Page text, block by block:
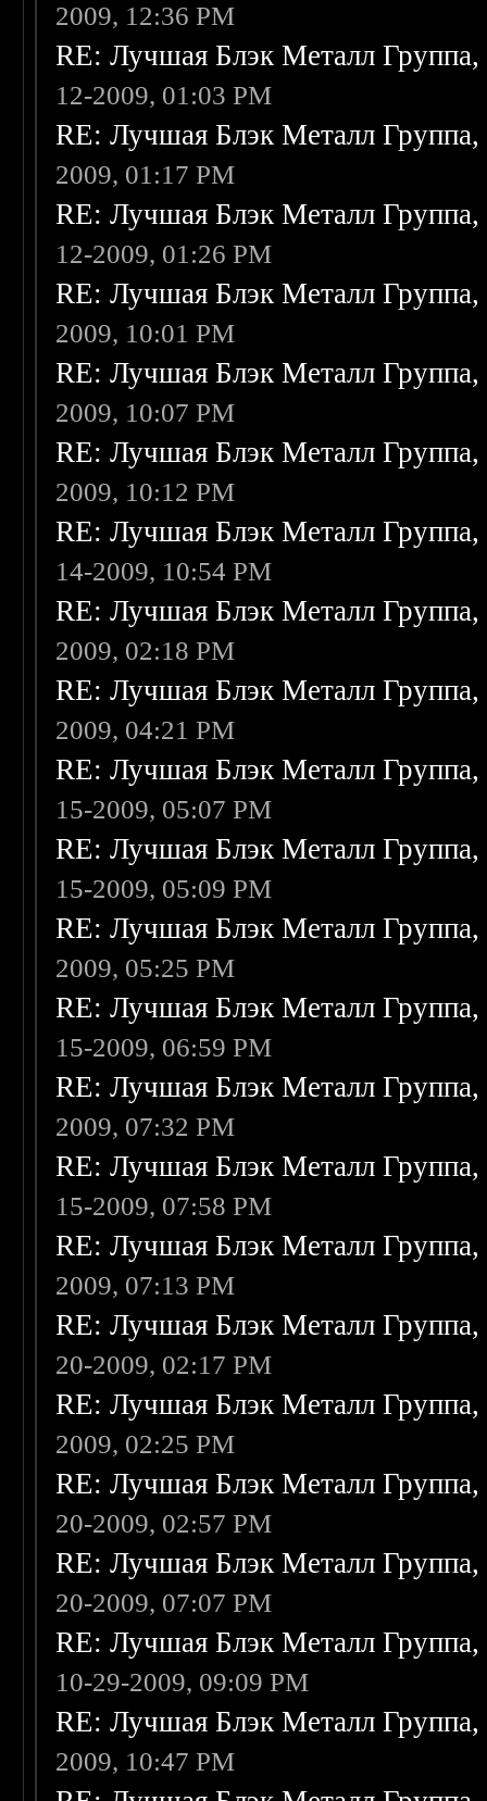
2009, 12:36 PM
RE: Лучшая Блэк Металл
12-2009, 01:03 PM
RE: Лучшая Блэк Металл
2009, 01:17 PM
RE: Лучшая Блэк Металл
12-2009, 01:26 PM
RE: Лучшая Блэк Металл
2009, 10:01 PM
RE: Лучшая Блэк Металл
2009, 10:07 PM
RE: Лучшая Блэк Металл
2009, 10:12 PM
RE: Лучшая Блэк Металл
14-2009, 10:54 PM
RE: Лучшая Блэк Металл
2009, 02:18 PM
RE: Лучшая Блэк Металл
2009, 04:21 PM
RE: Лучшая Блэк Металл
15-2009, 05:07 PM
RE: Лучшая Блэк Металл
15-2009, 05:09 PM
RE: Лучшая Блэк Металл
2009, 05:25 PM
RE: Лучшая Блэк Металл
15-2009, 06:59 PM
RE: Лучшая Блэк Металл
2009, 07:32 PM
RE: Лучшая Блэк Металл
15-2009, 07:58 PM
RE: Лучшая Блэк Металл
2009, 07:13 PM
RE: Лучшая Блэк Металл
20-2009, 02:17 PM
RE: Лучшая Блэк Металл
2009, 02:25 PM
RE: Лучшая Блэк Металл
20-2009, 02:57 PM
RE: Лучшая Блэк Металл
20-2009, 07:07 PM
RE: Лучшая Блэк Металл
10-29-2009, 09:09 PM
RE: Лучшая Блэк Металл
2009, 10:47 PM